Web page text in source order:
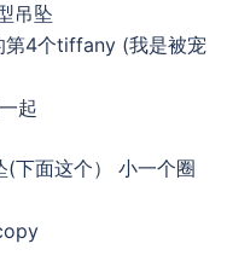
吊坠
4个tiffany (我是被宠
起
下面这个） 小一个圈